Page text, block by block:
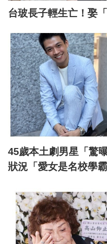
台玻長子輕生亡！娶
45歲本土劇男星「驚
狀況「愛女是名校學霸